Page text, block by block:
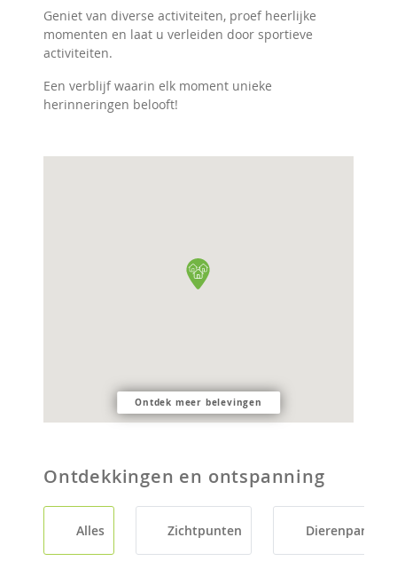
Geniet van diverse activiteiten, proef heerlijke
momenten en laat u verleiden door sportieve
activiteiten.
Een verblijf waarin elk moment unieke
herinneringen belooft!
Ontdek meer belevingen
Ontdekkingen en ontspanning
Alles Zichtpunten Dierenparken